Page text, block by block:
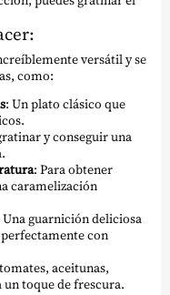
versátil y se
como:
: Un plato clásico que
y conseguir una
: Para obtener
caramelización
Una guarnición deliciosa
con
aceitunas,
un toque de frescura.